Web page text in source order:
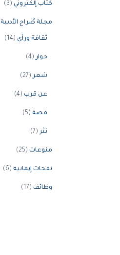
كتاب إلكتروني (3)
مجلة صُراح الأدبية
ثقافة ورأي (14)
حوار(4)
شعر(27)
عن قرب (4)
قصة (5)
نثر(7)
منوعات (25)
نفحات إيمانية (6)
وظائف (17)